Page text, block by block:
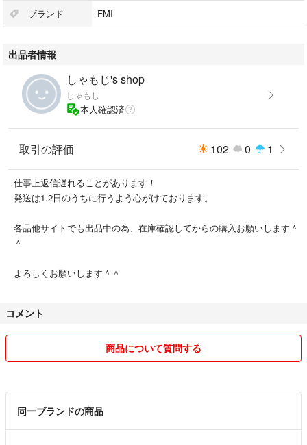
ブランド FMI
出品者情報
しゃもじ's shop
しゃもじ
本人確認済
取引の評価 102 0 1
仕事上返信遅れることがあります！
発送は1.2日のうちに行うよう心がけております。
各品他サイトでも出品中の為、在庫確認してからの購入お願いします＾
＾
よろしくお願いします＾＾
コメント
商品について質問する
同一ブランドの商品